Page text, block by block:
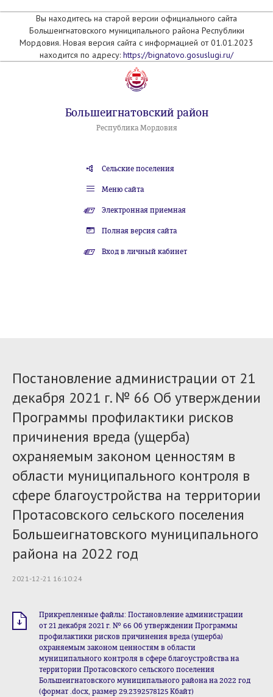
Вы находитесь на старой версии официального сайта
Большеигнатовского муниципального района Республики
Мордовия. Новая версия сайта с информацией от 01.01.2023
находится по адресу: https://bignatovo.gosuslugi.ru/
Большеигнатовский район
Республика Мордовия
Сельские поселения
Меню сайта
Электронная приемная
Полная версия сайта
Вход в личный кабинет
Постановление администрации от 21
декабря 2021 г. № 66 Об утверждении
Программы профилактики рисков
причинения вреда (ущерба)
охраняемым законом ценностям в
области муниципального контроля в
сфере благоустройства на территории
Протасовского сельского поселения
Большеигнатовского муниципального
района на 2022 год
2021-12-21 16:10:24
Прикрепленные файлы: Постановление администрации
от 21 декабря 2021 г. № 66 Об утверждении Программы
профилактики рисков причинения вреда (ущерба)
охраняемым законом ценностям в области
муниципального контроля в сфере благоустройства на
территории Протасовского сельского поселения
Большеигнатовского муниципального района на 2022 год
(формат .docx, размер 29.2392578125 Кбайт)